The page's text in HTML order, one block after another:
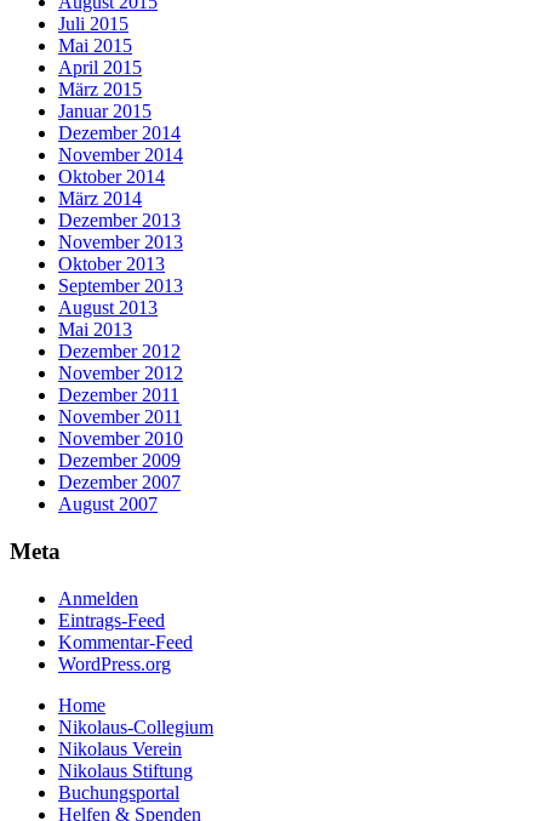
Juli 2015
Mai 2015
April 2015
März 2015
Januar 2015
Dezember 2014
November 2014
Oktober 2014
März 2014
Dezember 2013
November 2013
Oktober 2013
September 2013
August 2013
Mai 2013
Dezember 2012
November 2012
Dezember 2011
November 2011
November 2010
Dezember 2009
Dezember 2007
August 2007
Meta
Anmelden
Eintrags-Feed
Kommentar-Feed
WordPress.org
Home
Nikolaus-Collegium
Nikolaus Verein
Nikolaus Stiftung
Buchungsportal
Helfen & Spenden